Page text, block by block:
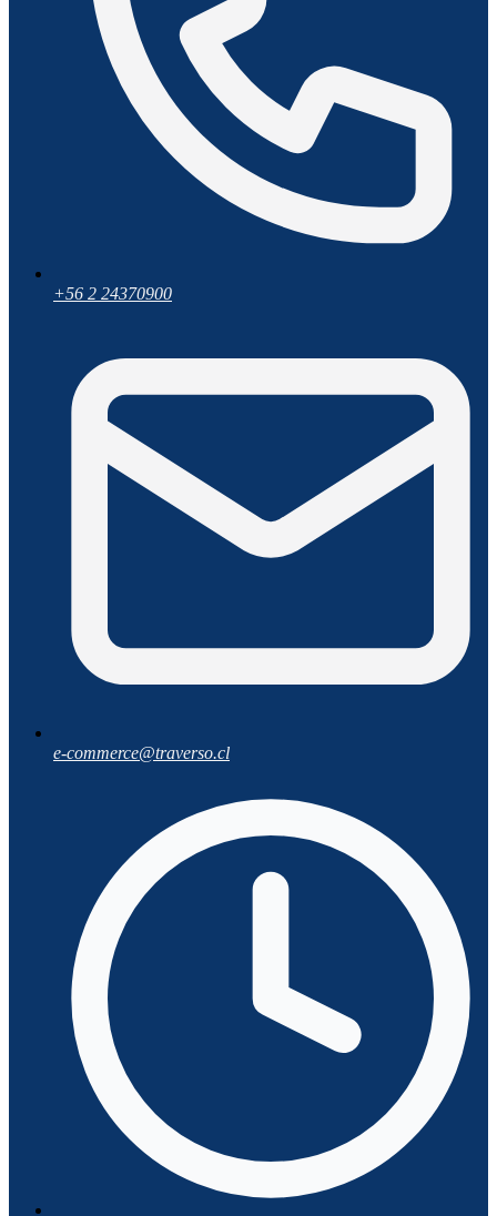
+56 2 24370900
e-commerce@traverso.cl